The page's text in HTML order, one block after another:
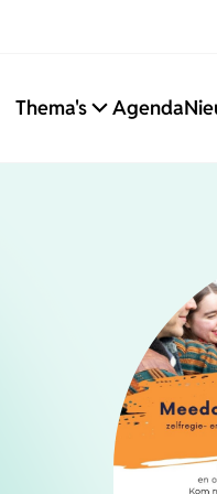
Thema's Agenda